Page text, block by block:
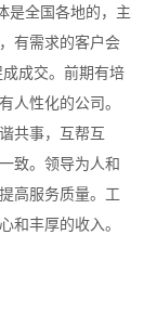
是全国各地的，主
有需求的客户会
成交。前期有培
人性化的公司。
共事，互帮互
致。领导为人和
高服务质量。工
和丰厚的收入。